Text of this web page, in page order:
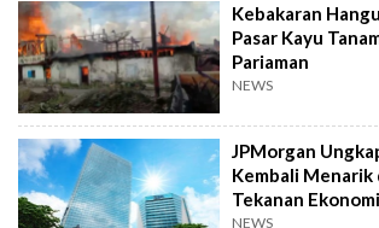
Kebakaran
Pasar Kayu
Pariaman
NEWS
JPMorgan
Kembali Menarik
Tekanan Ekonomi
NEWS